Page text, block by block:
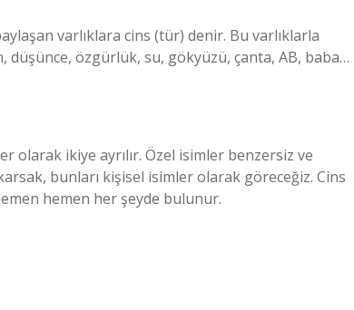
varlıklara cins (tür) denir. Bu varlıklarla
özgürlük, su, gökyüzü, çanta, AB, baba…
olarak ikiye ayrılır. Özel isimler benzersiz ve
bunları kişisel isimler olarak göreceğiz. Cins
hemen her şeyde bulunur.